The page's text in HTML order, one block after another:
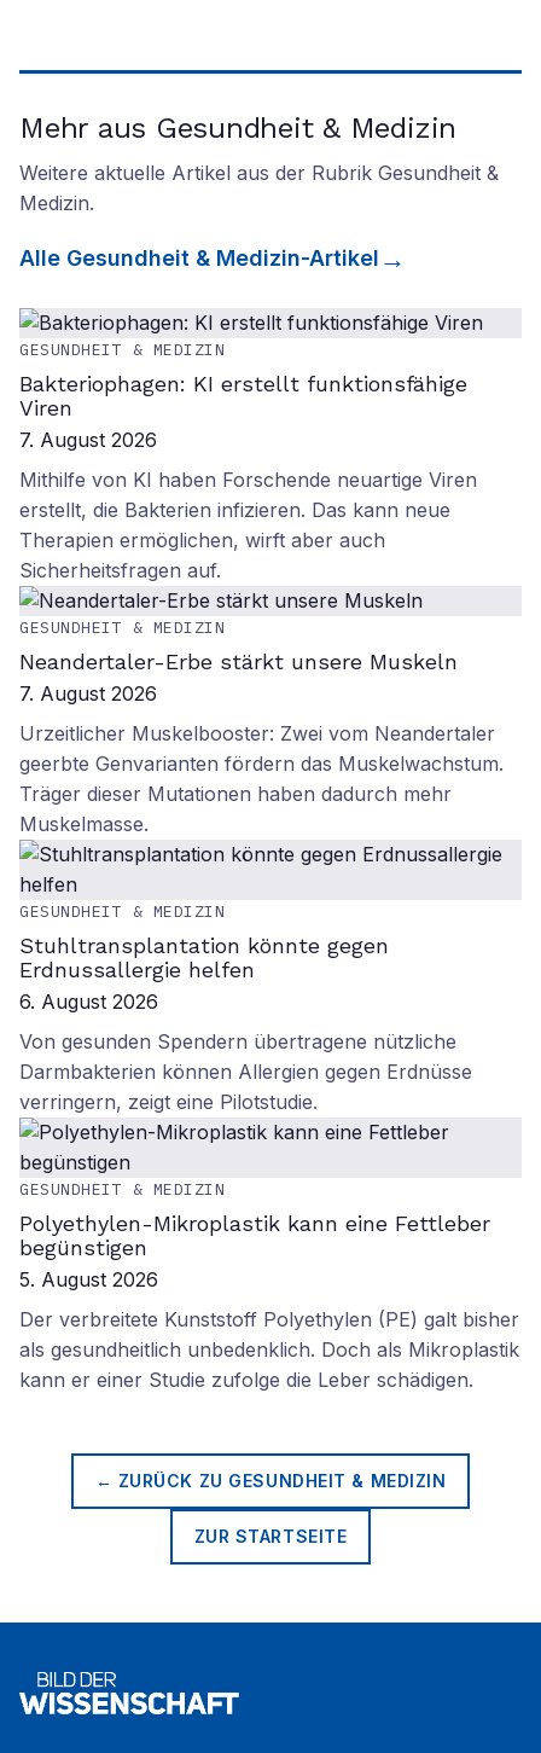
Mehr aus Gesundheit & Medizin
Weitere aktuelle Artikel aus der Rubrik Gesundheit &
Medizin.
Alle Gesundheit & Medizin-Artikel
GESUNDHEIT & MEDIZIN
Bakteriophagen: KI erstellt funktionsfähige
Viren
7. August 2026
Mithilfe von KI haben Forschende neuartige Viren
erstellt, die Bakterien infizieren. Das kann neue
Therapien ermöglichen, wirft aber auch
Sicherheitsfragen auf.
GESUNDHEIT & MEDIZIN
Neandertaler-Erbe stärkt unsere Muskeln
7. August 2026
Urzeitlicher Muskelbooster: Zwei vom Neandertaler
geerbte Genvarianten fördern das Muskelwachstum.
Träger dieser Mutationen haben dadurch mehr
Muskelmasse.
GESUNDHEIT & MEDIZIN
Stuhltransplantation könnte gegen
Erdnussallergie helfen
6. August 2026
Von gesunden Spendern übertragene nützliche
Darmbakterien können Allergien gegen Erdnüsse
verringern, zeigt eine Pilotstudie.
GESUNDHEIT & MEDIZIN
Polyethylen-Mikroplastik kann eine Fettleber
begünstigen
5. August 2026
Der verbreitete Kunststoff Polyethylen (PE) galt bisher
als gesundheitlich unbedenklich. Doch als Mikroplastik
kann er einer Studie zufolge die Leber schädigen.
← ZURÜCK ZU GESUNDHEIT & MEDIZIN
ZUR STARTSEITE